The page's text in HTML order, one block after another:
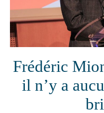
Frédéric
il n’y a